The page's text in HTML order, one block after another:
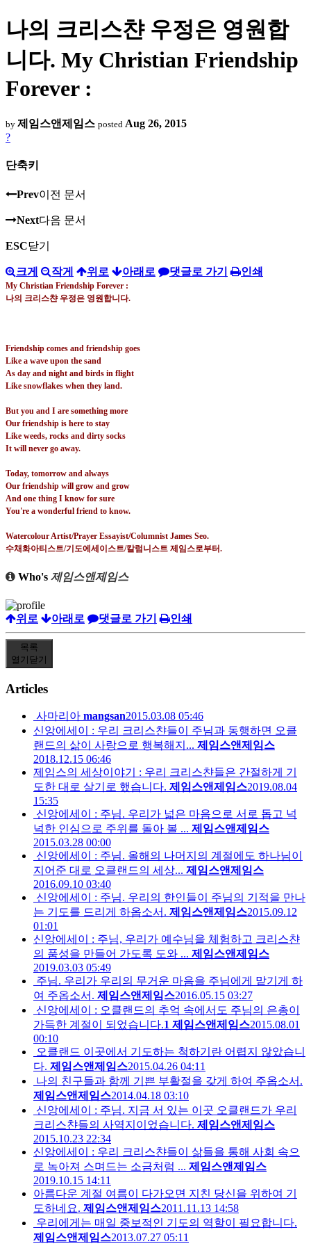
나의 크리스챤 우정은 영원합
니다. My Christian Friendship
Forever :
by 제임스앤제임스 posted Aug 26, 2015
?
단축키
Prev이전 문서
Next다음 문서
ESC닫기
크게 작게 위로 아래로 댓글로 가기 인쇄
My Christian Friendship Forever :
나의 크리스챤 우정은 영원합니다.
Friendship comes and friendship goes
Like a wave upon the sand
As day and night and birds in flight
Like snowflakes when they land.
But you and I are something more
Our friendship is here to stay
Like weeds, rocks and dirty socks
It will never go away.
Today, tomorrow and always
Our friendship will grow and grow
And one thing I know for sure
You're a wonderful friend to know.
Watercolour Artist/Prayer Essayist/Columnist James Seo.
수채화아티스트/기도에세이스트/칼럼니스트 제임스로부터.
Who's 제임스앤제임스
위로 아래로 댓글로 가기 인쇄
목록
열기 닫기
Articles
사마리아 mangsan2015.03.08 05:46
신앙에세이 : 우리 크리스챤들이 주님과 동행하면 오클
랜드의 삶이 사랑으로 행복해지... 제임스앤제임스
2018.12.15 06:46
제임스의 세상이야기 : 우리 크리스챤들은 간절하게 기
도한 대로 살기로 했습니다. 제임스앤제임스2019.08.04
15:35
신앙에세이 : 주님. 우리가 넓은 마음으로 서로 돕고 넉
넉한 인심으로 주위를 돌아 볼 ... 제임스앤제임스
2015.03.28 00:00
신앙에세이 : 주님. 올해의 나머지의 계절에도 하나님이
지어준 대로 오클랜드의 세상... 제임스앤제임스
2016.09.10 03:40
신앙에세이 : 주님. 우리의 한인들이 주님의 기적을 만나
는 기도를 드리게 하옵소서. 제임스앤제임스2015.09.12
01:01
신앙에세이 : 주님, 우리가 예수님을 체험하고 크리스챤
의 품성을 만들어 가도록 도와 ... 제임스앤제임스
2019.03.03 05:49
주님. 우리가 우리의 무거운 마음을 주님에게 맡기게 하
여 주옵소서. 제임스앤제임스2016.05.15 03:27
신앙에세이 : 오클랜드의 추억 속에서도 주님의 은총이
가득한 계절이 되었습니다.1 제임스앤제임스2015.08.01
00:10
오클랜드 이곳에서 기도하는 척하기란 어렵지 않았습니
다. 제임스앤제임스2015.04.26 04:11
나의 친구들과 함께 기쁜 부활절을 갖게 하여 주옵소서.
제임스앤제임스2014.04.18 03:10
신앙에세이 : 주님. 지금 서 있는 이곳 오클랜드가 우리
크리스챤들의 사역지이었습니다. 제임스앤제임스
2015.10.23 22:34
신앙에세이 : 우리 크리스챤들이 삶들을 통해 사회 속으
로 녹아져 스며드는 소금처럼 ... 제임스앤제임스
2019.10.15 14:11
아름다운 계절 여름이 다가오면 지친 당신을 위하여 기
도하네요. 제임스앤제임스2011.11.13 14:58
우리에게는 매일 중보적인 기도의 역할이 필요합니다.
제임스앤제임스2013.07.27 05:11